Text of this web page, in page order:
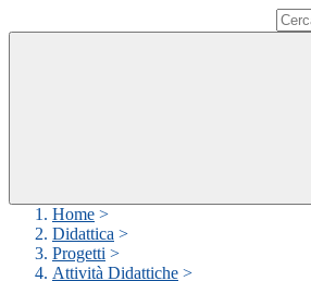
Home >
Didattica >
Progetti >
Attività Didattiche >